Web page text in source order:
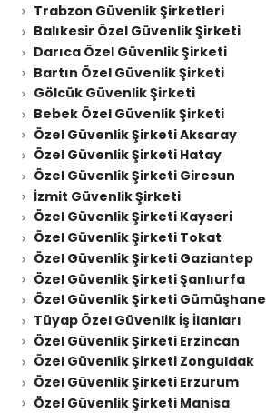
Trabzon Güvenlik Şirketleri
Balıkesir Özel Güvenlik Şirketi
Darıca Özel Güvenlik Şirketi
Bartın Özel Güvenlik Şirketi
Gölcük Güvenlik Şirketi
Bebek Özel Güvenlik Şirketi
Özel Güvenlik Şirketi Aksaray
Özel Güvenlik Şirketi Hatay
Özel Güvenlik Şirketi Giresun
İzmit Güvenlik Şirketi
Özel Güvenlik Şirketi Kayseri
Özel Güvenlik Şirketi Tokat
Özel Güvenlik Şirketi Gaziantep
Özel Güvenlik Şirketi Şanlıurfa
Özel Güvenlik Şirketi Gümüşhane
Tüyap Özel Güvenlik İş İlanları
Özel Güvenlik Şirketi Erzincan
Özel Güvenlik Şirketi Zonguldak
Özel Güvenlik Şirketi Erzurum
Özel Güvenlik Şirketi Manisa